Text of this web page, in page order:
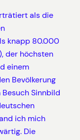
als die
knapp 80.000
der höchsten
einem
Bevölkerung
Sinnbild
ich mich
Die